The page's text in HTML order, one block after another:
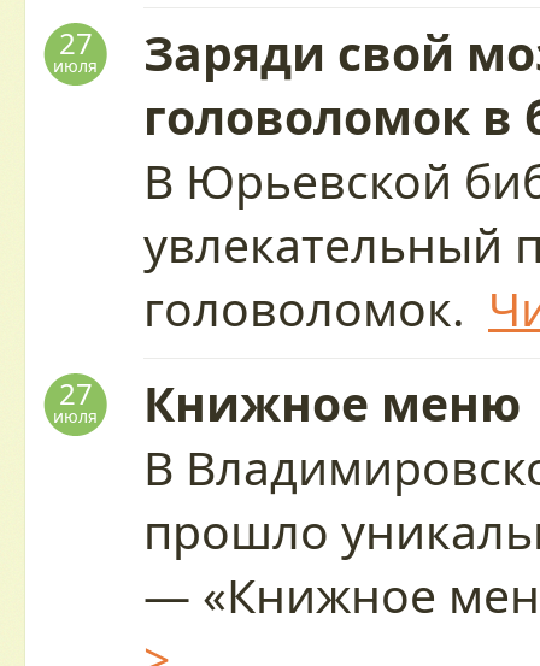
27
июля
Заряди свой
головоломок в
В Юрьевской
увлекательный
головоломок.
27
июля
Книжное меню
В
прошло
— «Книжное